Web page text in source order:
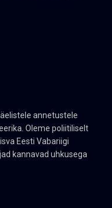
annetustele
Oleme poliitiliselt
Eesti Vabariigi
kannavad uhkusega